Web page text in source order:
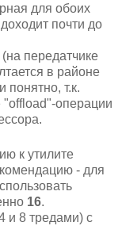
для обоих
почти до
передатчике
в районе
понятно, т.к.
"offload"-операции
к утилите
- для
16.
и 8 тредами) с